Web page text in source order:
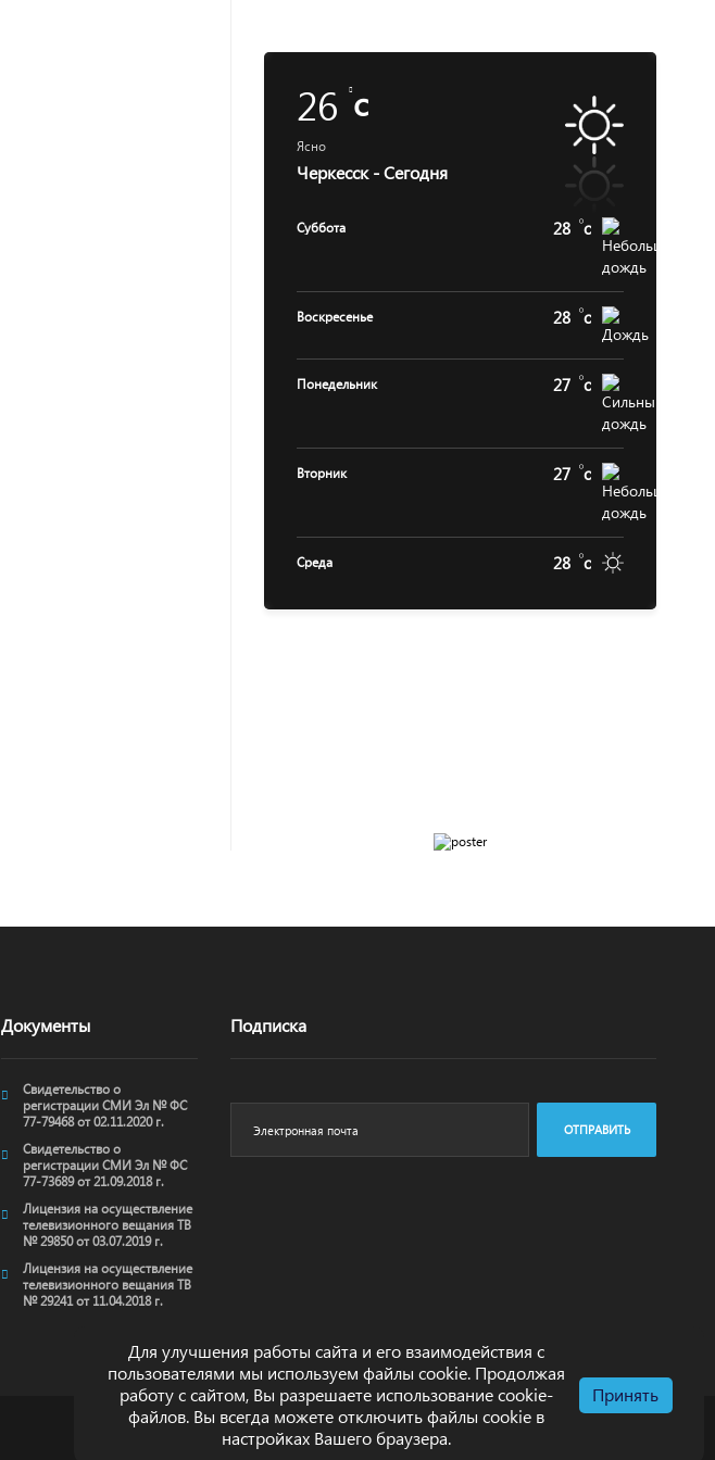
26c
Ясно
Черкесск - Сегодня
Суббота 28 c
Воскресенье 28 c
Понедельник 27 c
Вторник 27 c
Среда 28 c
Документы
Свидетельство о
регистрации СМИ Эл № ФС
77-79468 от 02.11.2020 г.
Свидетельство о
регистрации СМИ Эл № ФС
77-73689 от 21.09.2018 г.
Лицензия на осуществление
телевизионного вещания ТВ
№ 29850 от 03.07.2019 г.
Лицензия на осуществление
телевизионного вещания ТВ
№ 29241 от 11.04.2018 г.
Подписка
ОТПРАВИТЬ
Для улучшения работы сайта и его взаимодействия с
пользователями мы используем файлы cookie. Продолжая
работу с сайтом, Вы разрешаете использование cookie-
файлов. Вы всегда можете отключить файлы cookie в
настройках Вашего браузера.
Принять